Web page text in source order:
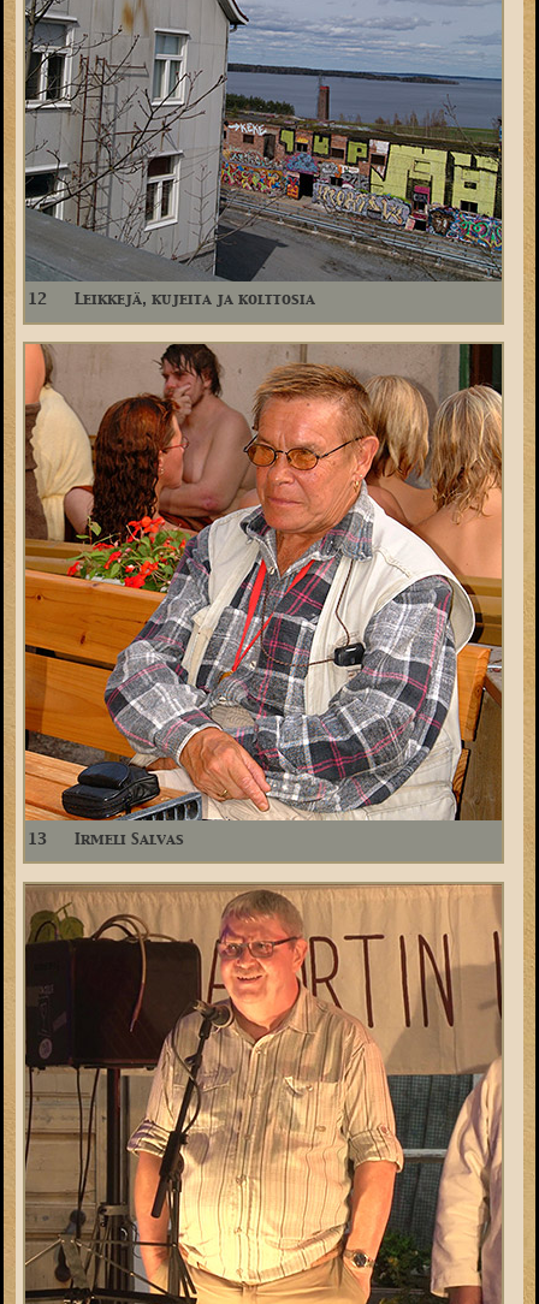
12 Leikkejä, kujeita ja kolttosia
13 Irmeli Salvas